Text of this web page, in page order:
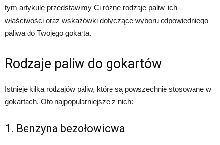
tym artykule przedstawimy Ci różne rodzaje paliw, ich
właściwości oraz wskazówki dotyczące wyboru odpowiedniego
paliwa do Twojego gokarta.
Rodzaje paliw do gokartów
Istnieje kilka rodzajów paliw, które są powszechnie stosowane w
gokartach. Oto najpopularniejsze z nich:
1. Benzyna bezołowiowa